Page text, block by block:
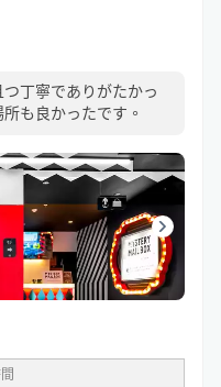
丁寧でありがたかっ
も良かったです。